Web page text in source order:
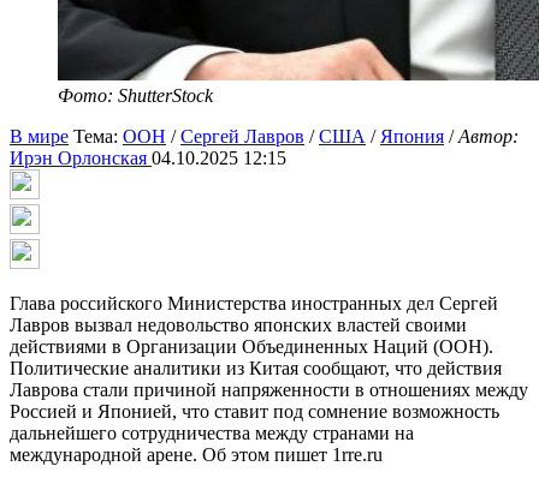
Фото: ShutterStock
В мире Тема: ООН /Сергей Лавров /США / Япония /Автор:
Ирэн Орлонская 04.10.2025 12:15
Глава российского Министерства иностранных дел Сергей
Лавров вызвал недовольство японских властей своими
действиями в Организации Объединенных Наций (ООН).
Политические аналитики из Китая сообщают, что действия
Лаврова стали причиной напряженности в отношениях между
Россией и Японией, что ставит под сомнение возможность
дальнейшего сотрудничества между странами на
международной арене. Об этом пишет 1rre.ru